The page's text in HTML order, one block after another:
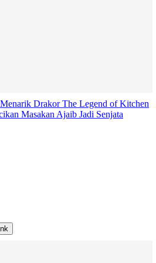
Drakor The Legend of Kitchen
Masakan Ajaib Jadi Senjata